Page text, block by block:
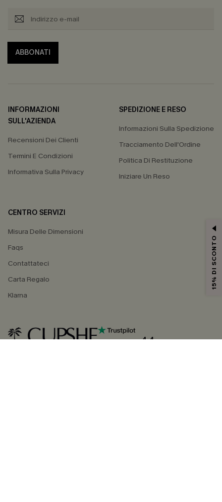
ABBONATI
INFORMAZIONI
SULL'AZIENDA
Recensioni Dei Clienti
Termini E Condizioni
Informativa Sulla Privacy
SPEDIZIONE E RESO
Informazioni Sulla Spedizione
Tracciamento Dell'Ordine
Politica Di Restituzione
Iniziare Un Reso
CENTRO SERVIZI
Misura Delle Dimensioni
Faqs
Contattateci
Carta Regalo
Klarna
4.4
15% DI SCONTO